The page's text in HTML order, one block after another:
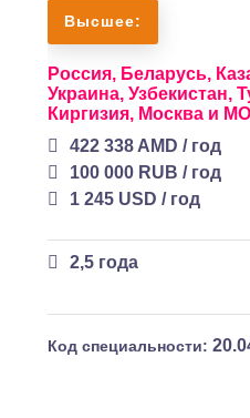
Высшее:
Россия, Беларусь,
Украина, Узбекистан,
Киргизия, Москва и
422 338 AMD / год
100 000 RUB / год
1 245 USD / год
2,5 года
Код специальности: